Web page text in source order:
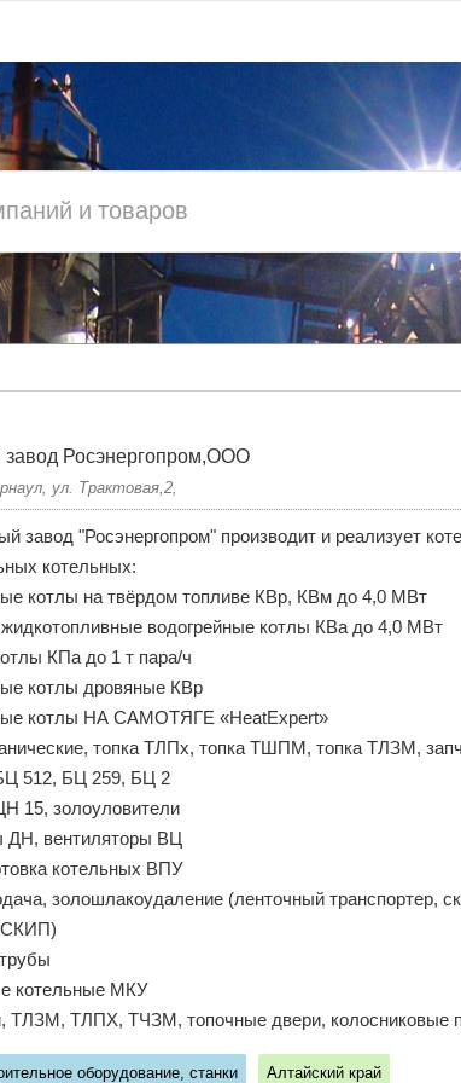
завод Росэнергопром,ООО
ул. Трактовая,2,
завод "Росэнергопром" производит и реализует
котельных:
котлы на твёрдом топливе КВр, КВм до 4,0 МВт
жидкотопливные водогрейные котлы КВа до 4,0 МВт
КПа до 1 т пара/ч
котлы дровяные КВр
котлы НА САМОТЯГЕ «HeatExpert»
топка ТЛПх, топка ТШПМ, топка ТЛЗМ,
512, БЦ 259, БЦ 2
15, золоуловители
ДН, вентиляторы ВЦ
котельных ВПУ
золошлакоудаление (ленточный транспортер,
СКИП)
котельные МКУ
ТЛЗМ, ТЛПХ, ТЧЗМ, топочные двери, колосниковые
оборудование, станки Алтайский край